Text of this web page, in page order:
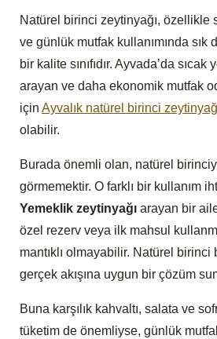
Natürel birinci zeytinyağı, özellikle
ve günlük mutfak kullanımında sık
bir kalite sınıfıdır. Ayvada’da
arayan ve daha ekonomik mutfak
için Ayvalık natürel birinci
olabilir.
Burada önemli olan, natürel
görmemektir. O farklı bir kullanım
Yemeklik zeytinyağı arayan bir
özel rezerv veya ilk mahsul
mantıklı olmayabilir. Natürel birinci
gerçek akışına uygun bir çözüm
Buna karşılık kahvaltı, salata ve
tüketim de önemliyse, günlük